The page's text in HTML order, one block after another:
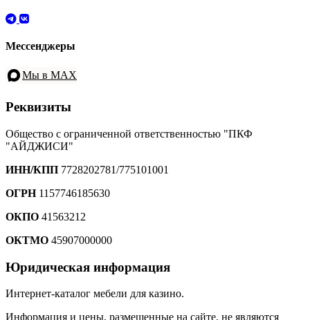
Мессенджеры
Мы в MAX
Реквизиты
Общество с ограниченной ответственностью "ПКФ
"АЙДЖИСИ"
ИНН/КПП 7728202781/775101001
ОГРН1157746185630
ОКПО 41563212
ОКТМО 45907000000
Юридическая информация
Интернет-каталог мебели для казино.
Информация и цены, размещенные на сайте, не являются